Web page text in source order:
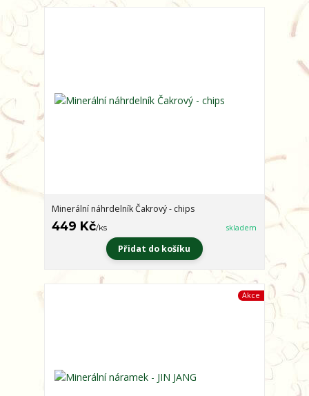
Minerální náhrdelník Čakrový - chips
449 Kč/ks skladem
Přidat do košíku
Akce